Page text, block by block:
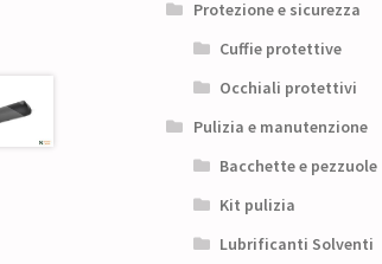
Protezione e sicurezza
Cuffie protettive
Occhiali protettivi
Pulizia e manutenzione
Bacchette e pezzuole
Kit pulizia
Lubrificanti Solventi